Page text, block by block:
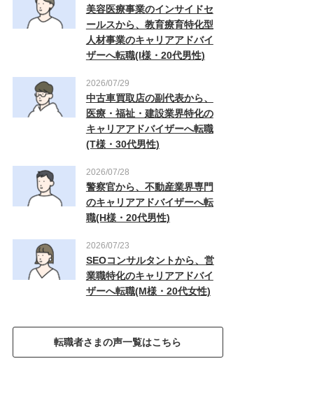
美容医療事業のインサイドセ
ールスから、教育療育特化型
人材事業のキャリアアドバイ
ザーへ転職(I様・20代男性)
2026/07/29
中古車買取店の副代表から、
医療・福祉・建設業界特化の
キャリアアドバイザーへ転職
(T様・30代男性)
2026/07/28
警察官から、不動産業界専門
のキャリアアドバイザーへ転
職(H様・20代男性)
2026/07/23
SEOコンサルタントから、営
業職特化のキャリアアドバイ
ザーへ転職(M様・20代女性)
転職者さまの声一覧はこちら